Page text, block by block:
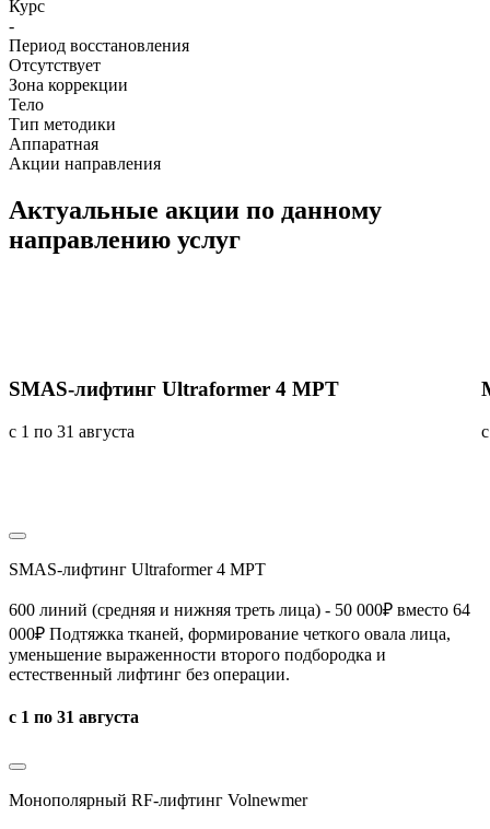
Курс
-
Период восстановления
Отсутствует
Зона коррекции
Тело
Тип методики
Аппаратная
Акции направления
Актуальные акции по данному
направлению услуг
SMAS-лифтинг Ultraformer 4 MPT
с 1 по 31 августа
SMAS-лифтинг Ultraformer 4 MPT
600 линий (средняя и нижняя треть лица) - 50 000₽ вместо 64
000₽ Подтяжка тканей, формирование четкого овала лица,
уменьшение выраженности второго подбородка и
естественный лифтинг без операции.
с 1 по 31 августа
Монополярный RF-лифтинг Volnewmer